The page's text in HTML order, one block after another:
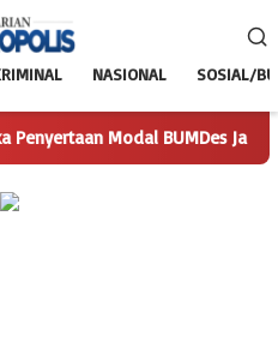
NASIONAL SOSIAL/
Modal BUMDes Jadi